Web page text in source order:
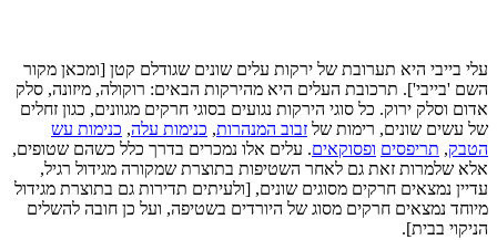
עלי בייבי היא תערובת של ירקות עלים שונים שגודלם קטן [ומכאן מקור
השם 'בייבי']. תרכובת העלים היא מהירקות הבאים: רוקולה, מיזונה, סלק
אדום וסלק ירוק. כל סוגי הירקות נגועים בסוגי חרקים מגוונים, כגון זחלים
של עשים שונים, רימות של זבוב המנהרות, כנימות עלה, כנימות עש
הטבק, תריפסים ופסוקאים. עלים אלו נמכרים בדרך כלל כשהם שטופים,
אלא שלמרות זאת גם לאחר השטיפות בתוצרת שמקורה מגידול רגיל,
עדיין נמצאים חרקים מסוגים שונים, [ולעיתים תדירות גם בתוצרת מגידול
מיוחד נמצאים חרקים מסוג של היורדים בשטיפה, ועל כן חובה להשלים
הניקוי בבית].